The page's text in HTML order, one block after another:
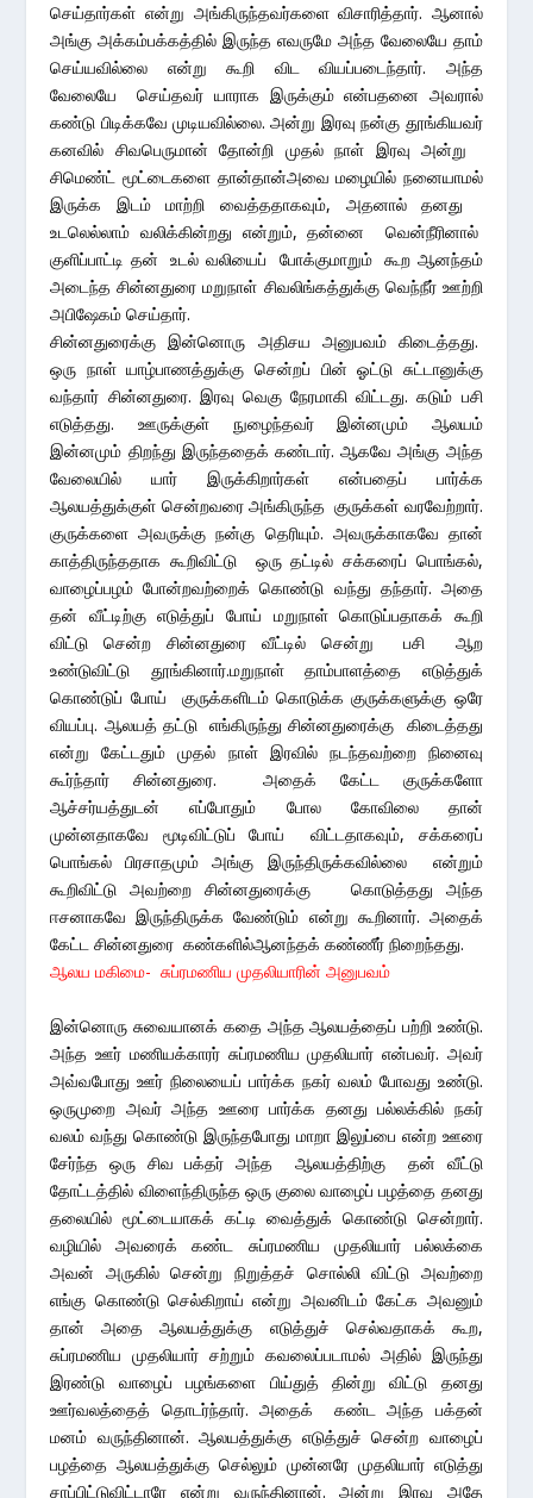
செய்தார்கள் என்று அங்கிருந்தவர்களை விசாரித்தார். ஆனால்
அங்கு அக்கம்பக்கத்தில் இருந்த எவருமே அந்த வேலையே தாம்
செய்யவில்லை என்று கூறி விட வியப்படைந்தார். அந்த
வேலையே செய்தவர் யாராக இருக்கும் என்பதனை அவரால்
கண்டு பிடிக்கவே முடியவில்லை. அன்று இரவு நன்கு தூங்கியவர்
கனவில் சிவபெருமான் தோன்றி முதல் நாள் இரவு அன்று
சிமெண்ட் மூட்டைகளை தான்தான்அவை மழையில் நனையாமல்
இருக்க இடம் மாற்றி வைத்ததாகவும், அதனால் தனது
உடலெல்லாம் வலிக்கின்றது என்றும், தன்னை வென்நீரினால்
குளிப்பாட்டி தன் உடல் வலியைப் போக்குமாறும் கூற ஆனந்தம்
அடைந்த சின்னதுரை மறுநாள் சிவலிங்கத்துக்கு வெந்நீர் ஊற்றி
அபிஷேகம் செய்தார்.
சின்னதுரைக்கு இன்னொரு அதிசய அனுபவம் கிடைத்தது.
ஒரு நாள் யாழ்பாணத்துக்கு சென்றப் பின் ஓட்டு சுட்டானுக்கு
வந்தார் சின்னதுரை. இரவு வெகு நேரமாகி விட்டது. கடும் பசி
எடுத்தது. ஊருக்குள் நுழைந்தவர் இன்னமும் ஆலயம்
இன்னமும் திறந்து இருந்ததைக் கண்டார். ஆகவே அங்கு அந்த
வேலையில் யார் இருக்கிறார்கள் என்பதைப் பார்க்க
ஆலயத்துக்குள் சென்றவரை அங்கிருந்த குருக்கள் வரவேற்றார்.
குருக்களை அவருக்கு நன்கு தெரியும். அவருக்காகவே தான்
காத்திருந்ததாக கூறிவிட்டு ஒரு தட்டில் சக்கரைப் பொங்கல்,
வாழைப்பழம் போன்றவற்றைக் கொண்டு வந்து தந்தார். அதை
தன் வீட்டிற்கு எடுத்துப் போய் மறுநாள் கொடுப்பதாகக் கூறி
விட்டு சென்ற சின்னதுரை வீட்டில் சென்று பசி ஆற
உண்டுவிட்டு தூங்கினார்.மறுநாள் தாம்பாளத்தை எடுத்துக்
கொண்டுப் போய் குருக்களிடம் கொடுக்க குருக்களுக்கு ஒரே
வியப்பு. ஆலயத் தட்டு எங்கிருந்து சின்னதுரைக்கு கிடைத்தது
என்று கேட்டதும் முதல் நாள் இரவில் நடந்தவற்றை நினைவு
கூர்ந்தார் சின்னதுரை. அதைக் கேட்ட குருக்களோ
ஆச்சர்யத்துடன் எப்போதும் போல கோவிலை தான்
முன்னதாகவே மூடிவிட்டுப் போய் விட்டதாகவும், சக்கரைப்
பொங்கல் பிரசாதமும் அங்கு இருந்திருக்கவில்லை என்றும்
கூறிவிட்டு அவற்றை சின்னதுரைக்கு கொடுத்தது அந்த
ஈசனாகவே இருந்திருக்க வேண்டும் என்று கூறினார். அதைக்
கேட்ட சின்னதுரை கண்களில்ஆனந்தக் கண்ணீர் நிறைந்தது.
ஆலய மகிமை- சுப்ரமணிய முதலியாரின் அனுபவம்
இன்னொரு சுவையானக் கதை அந்த ஆலயத்தைப் பற்றி உண்டு.
அந்த ஊர் மணியக்காரர் சுப்ரமணிய முதலியார் என்பவர். அவர்
அவ்வபோது ஊர் நிலையைப் பார்க்க நகர் வலம் போவது உண்டு.
ஒருமுறை அவர் அந்த ஊரை பார்க்க தனது பல்லக்கில் நகர்
வலம் வந்து கொண்டு இருந்தபோது மாறா இலுப்பை என்ற ஊரை
சேர்ந்த ஒரு சிவ பக்தர் அந்த ஆலயத்திற்கு தன் வீட்டு
தோட்டத்தில் விளைந்திருந்த ஒரு குலை வாழைப் பழத்தை தனது
தலையில் மூட்டையாகக் கட்டி வைத்துக் கொண்டு சென்றார்.
வழியில் அவரைக் கண்ட சுப்ரமணிய முதலியார் பல்லக்கை
அவன் அருகில் சென்று நிறுத்தச் சொல்லி விட்டு அவற்றை
எங்கு கொண்டு செல்கிறாய் என்று அவனிடம் கேட்க அவனும்
தான் அதை ஆலயத்துக்கு எடுத்துச் செல்வதாகக் கூற,
சுப்ரமணிய முதலியார் சற்றும் கவலைப்படாமல் அதில் இருந்து
இரண்டு வாழைப் பழங்களை பிய்துத் தின்று விட்டு தனது
ஊர்வலத்தைத் தொடர்ந்தார். அதைக் கண்ட அந்த பக்தன்
மனம் வருந்தினான். ஆலயத்துக்கு எடுத்துச் சென்ற வாழைப்
பழத்தை ஆலயத்துக்கு செல்லும் முன்னரே முதலியார் எடுத்து
சாப்பிட்டுவிட்டாரே என்று வருந்தினான். அன்று இரவு அதே